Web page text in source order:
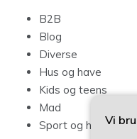
B2B
Blog
Diverse
Hus og have
Kids og teens
Mad
Sport og hobby
Vi